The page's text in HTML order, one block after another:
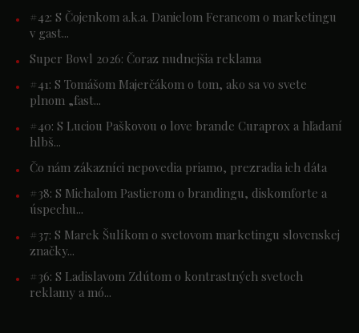
#42: S Čojenkom a.k.a. Danielom Ferancom o marketingu
v gast...
Super Bowl 2026: Čoraz nudnejšia reklama
#41: S Tomášom Majerčákom o tom, ako sa vo svete
plnom „fast...
#40: S Luciou Paškovou o love brande Curaprox a hľadaní
hlbš...
Čo nám zákazníci nepovedia priamo, prezradia ich dáta
#38: S Michalom Pastierom o brandingu, diskomforte a
úspechu...
#37: S Marek Šulíkom o svetovom marketingu slovenskej
značky...
#36: S Ladislavom Zdútom o kontrastných svetoch
reklamy a mó...